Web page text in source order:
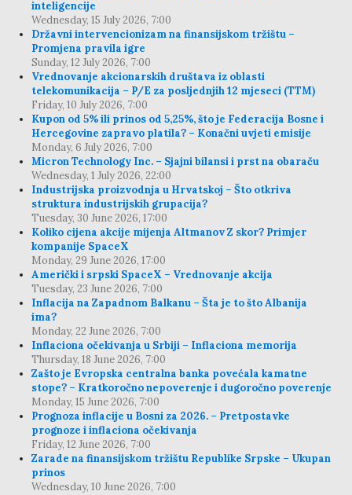
inteligencije
Wednesday, 15 July 2026, 7:00
Državni intervencionizam na finansijskom tržištu –
Promjena pravila igre
Sunday, 12 July 2026, 7:00
Vrednovanje akcionarskih društava iz oblasti
telekomunikacija – P/E za posljednjih 12 mjeseci (TTM)
Friday, 10 July 2026, 7:00
Kupon od 5% ili prinos od 5,25%, što je Federacija Bosne i
Hercegovine zapravo platila? – Konačni uvjeti emisije
Monday, 6 July 2026, 7:00
Micron Technology Inc. – Sjajni bilansi i prst na obaraču
Wednesday, 1 July 2026, 22:00
Industrijska proizvodnja u Hrvatskoj – Što otkriva
struktura industrijskih grupacija?
Tuesday, 30 June 2026, 17:00
Koliko cijena akcije mijenja Altmanov Z skor? Primjer
kompanije SpaceX
Monday, 29 June 2026, 17:00
Američki i srpski SpaceX – Vrednovanje akcija
Tuesday, 23 June 2026, 7:00
Inflacija na Zapadnom Balkanu – Šta je to što Albanija
ima?
Monday, 22 June 2026, 7:00
Inflaciona očekivanja u Srbiji – Inflaciona memorija
Thursday, 18 June 2026, 7:00
Zašto je Evropska centralna banka povećala kamatne
stope? – Kratkoročno nepoverenje i dugoročno poverenje
Monday, 15 June 2026, 7:00
Prognoza inflacije u Bosni za 2026. – Pretpostavke
prognoze i inflaciona očekivanja
Friday, 12 June 2026, 7:00
Zarade na finansijskom tržištu Republike Srpske – Ukupan
prinos
Wednesday, 10 June 2026, 7:00